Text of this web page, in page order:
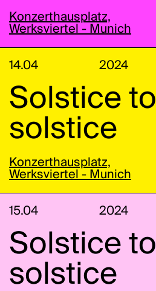
Konzerthausplatz,
Werksviertel - Munich
14.04 2024
Solstice to
solstice
Konzerthausplatz,
Werksviertel - Munich
15.04 2024
Solstice to
solstice